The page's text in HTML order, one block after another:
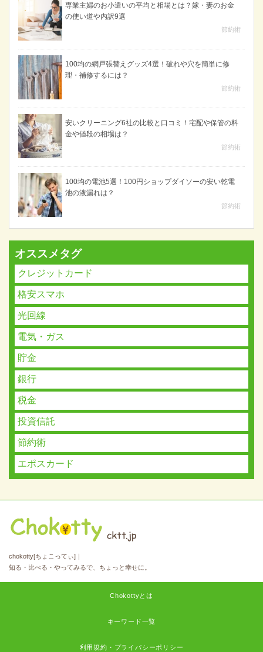
専業主婦のお小遣いの平均と相場とは？嫁・妻のお金
の使い道や内訳9選
節約術
100均の網戸張替えグッズ4選！破れや穴を簡単に修
理・補修するには？
節約術
安いクリーニング6社の比較と口コミ！宅配や保管の料
金や値段の相場は？
節約術
100均の電池5選！100円ショップダイソーの安い乾電
池の液漏れは？
節約術
オススメタグ
クレジットカード
格安スマホ
光回線
電気・ガス
貯金
銀行
税金
投資信託
節約術
エポスカード
chokotty[ちょこってぃ]｜
知る・比べる・やってみるで、ちょっと幸せに。
Chokottyとは
キーワード一覧
利用規約・プライバシーポリシー